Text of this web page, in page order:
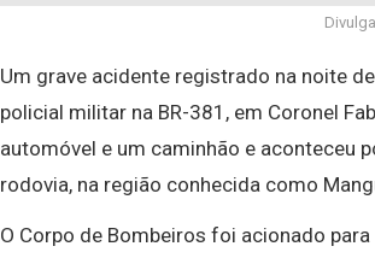
Um grave acidente registrado na noite
policial militar na BR-381, em Coronel
automóvel e um caminhão e aconteceu
rodovia, na região conhecida como
O Corpo de Bombeiros foi acionado